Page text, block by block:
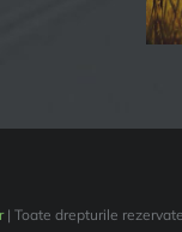
| Toate drepturile rezervate